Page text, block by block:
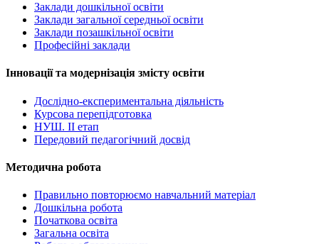
Заклади дошкільної освіти
Заклади загальної середньої освіти
Заклади позашкільної освіти
Професійні заклади
Інновації та модернізація змісту освіти
Дослідно-експериментальна діяльність
Курсова перепідготовка
НУШ. ІІ етап
Передовий педагогічний досвід
Методична робота
Правильно повторюємо навчальний матеріал
Дошкільна робота
Початкова освіта
Загальна освіта